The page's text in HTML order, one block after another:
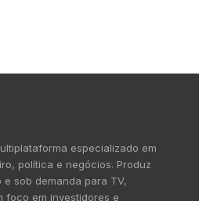
especializado em
política e negócios. Produz
sob demanda para TV,
foco em investidores e